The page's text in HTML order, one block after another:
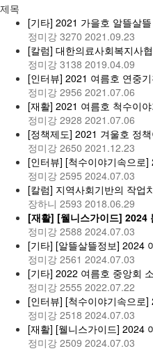
제목
[기타] 2021 가을호 알뜰살
정미강 3270 2021.09.23
[칼럼] 대한의료사회복지사
정미강 3138 2019.04.09
[인터뷰] 2021 여름호 연중
정미강 2956 2021.07.06
[재활] 2021 여름호 척수이
정미강 2928 2021.07.06
[정책제도] 2021 겨울호 정
정미강 2650 2021.12.23
[인터뷰] [척수이야기속으
정미강 2595 2024.07.03
[칼럼] 지역사회기반의 작업
장하니 2593 2018.06.29
[재활] [웰니스가이드] 2024
정미강 2588 2024.07.03
[기타] [알뜰살뜰정보] 2024
정미강 2561 2024.07.03
[기타] 2022 여름호 중앙회
정미강 2555 2022.07.22
[인터뷰] [척수이야기속으
정미강 2518 2024.07.03
[재활] [웰니스가이드] 2024
정미강 2509 2024.07.03